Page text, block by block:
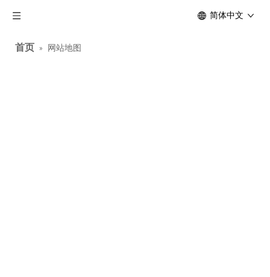
简体中文
首页 » 网站地图